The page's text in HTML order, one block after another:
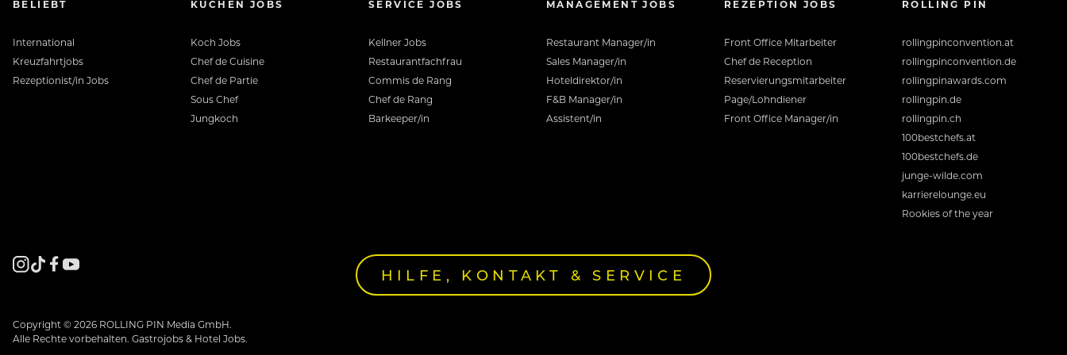
BELIEBT
International
Kreuzfahrtjobs
Rezeptionist/in Jobs
KÜCHEN JOBS
Koch Jobs
Chef de Cuisine
Chef de Partie
Sous Chef
Jungkoch
SERVICE JOBS
Kellner Jobs
Restaurantfachfrau
Commis de Rang
Chef de Rang
Barkeeper/in
MANAGEMENT JOBS
Restaurant Manager/in
Sales Manager/in
Hoteldirektor/in
F&B Manager/in
Assistent/in
REZEPTION JOBS
Front Office Mitarbeiter
Chef de Reception
Reservierungsmitarbeiter
Page/Lohndiener
Front Office Manager/in
ROLLING PIN
rollingpinconvention.at
rollingpinconvention.de
rollingpinawards.com
rollingpin.de
rollingpin.ch
100bestchefs.at
100bestchefs.de
junge-wilde.com
karrierelounge.eu
Rookies of the year
HILFE, KONTAKT & SERVICE
Copyright © 2026 ROLLING PIN Media GmbH.
Alle Rechte vorbehalten. Gastrojobs & Hotel Jobs.